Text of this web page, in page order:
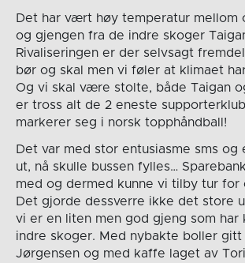
Det har vært høy temperatur mellom
og gjengen fra de indre skoger
Rivaliseringen er der selvsagt
bør og skal men vi føler at klimaet
Og vi skal være stolte, både Taigan
er tross alt de 2 eneste
markerer seg i norsk topphåndball!
Det var med stor entusiasme sms og
ut, nå skulle bussen fylles…
med og dermed kunne vi tilby tur for
Det gjorde dessverre ikke det store
vi er en liten men god gjeng som har
indre skoger. Med nybakte boller gitt
Jørgensen og med kaffe laget av